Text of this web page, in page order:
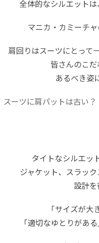
全体的なシルエットは
マニカ・カミーチャ
肩回りはスーツにとって
皆さんのこだ
あるべき姿
スーツに肩パットは古い？
タイトなシルエッ
ジャケット、スラッ
設計を
「サイズが大
「適切なゆとりがあ